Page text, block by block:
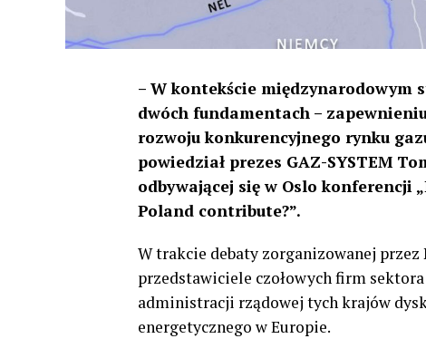
– W kontekście
dwóch fundamentach –
rozwoju konkurencyjnego rynku
powiedział prezes GAZ-SYSTEM
odbywającej się w Oslo konferencji
Poland contribute?”.
W trakcie debaty zorganizowanej
przedstawiciele czołowych firm
administracji rządowej tych krajów
energetycznego w Europie.